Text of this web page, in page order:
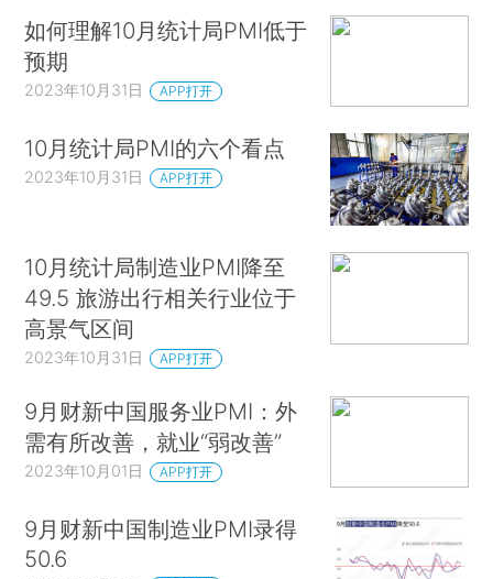
如何理解10月统计局PMI低于
预期
2023年10月31日 APP打开
10月统计局PMI的六个看点
2023年10月31日 APP打开
10月统计局制造业PMI降至
49.5 旅游出行相关行业位于
高景气区间
2023年10月31日 APP打开
9月财新中国服务业PMI：外
需有所改善，就业“弱改善”
2023年10月01日 APP打开
9月财新中国制造业PMI录得
50.6